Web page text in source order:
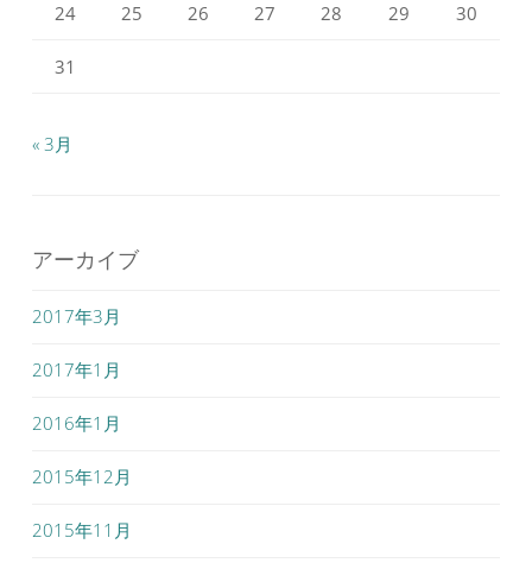
24 25 26 27 28 29 30
31
« 3月
アーカイブ
2017年3月
2017年1月
2016年1月
2015年12月
2015年11月